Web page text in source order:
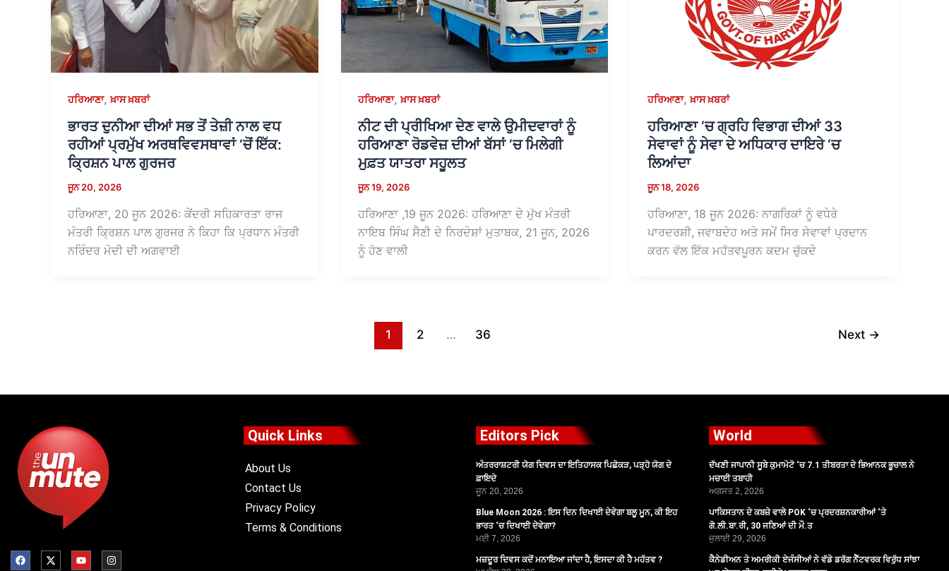
ਹਰਿਆਣਾ,ਖ਼ਾਸ ਖ਼ਬਰਾਂ
ਭਾਰਤ ਦੁਨੀਆ ਦੀਆਂ ਸਭ ਤੋਂ ਤੇਜ਼ੀ ਨਾਲ ਵਧ
ਰਹੀਆਂ ਪ੍ਰਮੁੱਖ ਅਰਥਵਿਵਸਥਾਵਾਂ ‘ਚੋਂ ਇੱਕ:
ਕ੍ਰਿਸ਼ਨ ਪਾਲ ਗੁਰਜਰ
ਜੂਨ 20, 2026
ਹਰਿਆਣਾ, 20 ਜੂਨ 2026: ਕੇਂਦਰੀ ਸਹਿਕਾਰਤਾ ਰਾਜ
ਮੰਤਰੀ ਕ੍ਰਿਸ਼ਨ ਪਾਲ ਗੁਰਜਰ ਨੇ ਕਿਹਾ ਕਿ ਪ੍ਰਧਾਨ ਮੰਤਰੀ
ਨਰਿੰਦਰ ਮੋਦੀ ਦੀ ਅਗਵਾਈ
ਹਰਿਆਣਾ,ਖ਼ਾਸ ਖ਼ਬਰਾਂ
ਨੀਟ ਦੀ ਪ੍ਰੀਖਿਆ ਦੇਣ ਵਾਲੇ ਉਮੀਦਵਾਰਾਂ ਨੂੰ
ਹਰਿਆਣਾ ਰੋਡਵੇਜ਼ ਦੀਆਂ ਬੱਸਾਂ ‘ਚ ਮਿਲੇਗੀ
ਮੁਫ਼ਤ ਯਾਤਰਾ ਸਹੂਲਤ
ਜੂਨ 19, 2026
ਹਰਿਆਣਾ ,19 ਜੂਨ 2026: ਹਰਿਆਣਾ ਦੇ ਮੁੱਖ ਮੰਤਰੀ
ਨਾਇਬ ਸਿੰਘ ਸੈਣੀ ਦੇ ਨਿਰਦੇਸ਼ਾਂ ਮੁਤਾਬਕ, 21 ਜੂਨ, 2026
ਨੂੰ ਹੋਣ ਵਾਲੀ
ਹਰਿਆਣਾ,ਖ਼ਾਸ ਖ਼ਬਰਾਂ
ਹਰਿਆਣਾ ‘ਚ ਗ੍ਰਹਿ ਵਿਭਾਗ ਦੀਆਂ 33
ਸੇਵਾਵਾਂ ਨੂੰ ਸੇਵਾ ਦੇ ਅਧਿਕਾਰ ਦਾਇਰੇ ‘ਚ
ਲਿਆਂਦਾ
ਜੂਨ 18, 2026
ਹਰਿਆਣਾ, 18 ਜੂਨ 2026: ਨਾਗਰਿਕਾਂ ਨੂੰ ਵਧੇਰੇ
ਪਾਰਦਰਸ਼ੀ, ਜਵਾਬਦੇਹ ਅਤੇ ਸਮੇਂ ਸਿਰ ਸੇਵਾਵਾਂ ਪ੍ਰਦਾਨ
ਕਰਨ ਵੱਲ ਇੱਕ ਮਹੱਤਵਪੂਰਨ ਕਦਮ ਚੁੱਕਦੇ
1 2 … 36 Next →
a
c
-
t
o
u
n
s
Quick Links
About Us
Contact Us
Privacy Policy
Terms & Conditions
Editors Pick
ਅੰਤਰਰਾਸ਼ਟਰੀ ਯੋਗ ਦਿਵਸ ਦਾ ਇਤਿਹਾਸਕ ਪਿਛੋਕੜ, ਪੜ੍ਹੋ ਯੋਗ ਦੇ
ਫ਼ਾਇਦੇ
ਜੂਨ 20, 2026
Blue Moon 2026 : ਇਸ ਦਿਨ ਦਿਖਾਈ ਦੇਵੇਗਾ ਬਲੂ ਮੂਨ, ਕੀ ਇਹ
ਭਾਰਤ ‘ਚ ਦਿਖਾਈ ਦੇਵੇਗਾ?
ਮਈ 7, 2026
ਮਜ਼ਦੂਰ ਦਿਵਸ ਕਦੋਂ ਮਨਾਇਆ ਜਾਂਦਾ ਹੈ, ਇਸਦਾ ਕੀ ਹੈ ਮਹੱਤਵ ?
World
ਦੱਖਣੀ ਜਾਪਾਨੀ ਸੂਬੇ ਕੁਮਾਮੋਟੋ ‘ਚ 7.1 ਤੀਬਰਤਾ ਦੇ ਭਿਆਨਕ ਭੂਚਾਲ ਨੇ
ਮਚਾਈ ਤਬਾਹੀ
ਅਗਸਤ 2, 2026
ਪਾਕਿਸਤਾਨ ਦੇ ਕਬਜ਼ੇ ਵਾਲੇ POK ‘ਚ ਪ੍ਰਦਰਸ਼ਨਕਾਰੀਆਂ ‘ਤੇ
ਗੋ.ਲੀ.ਬਾ.ਰੀ, 30 ਜਣਿਆਂ ਦੀ ਮੌ.ਤ
ਜੁਲਾਈ 29, 2026
ਕੈਨੇਡੀਅਨ ਤੇ ਅਮਰੀਕੀ ਏਜੰਸੀਆਂ ਨੇ ਵੱਡੇ ਡਰੱਗ ਨੈੱਟਵਰਕ ਵਿਰੁੱਧ ਸਾਂਝਾ